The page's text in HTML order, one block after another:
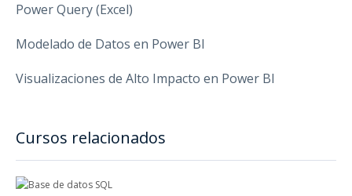
Power Query (Excel)
Modelado de Datos en Power BI
Visualizaciones de Alto Impacto en Power BI
Cursos relacionados